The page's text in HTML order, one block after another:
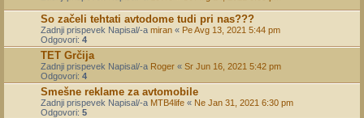
So začeli tehtati avtodome tudi pri nas???
Zadnji prispevek Napisal/-a miran « Pe Avg 13, 2021 5:44 pm
Odgovori: 4
TET Grčija
Zadnji prispevek Napisal/-a Roger « Sr Jun 16, 2021 5:42 pm
Odgovori: 4
Smešne reklame za avtomobile
Zadnji prispevek Napisal/-a MTB4life « Ne Jan 31, 2021 6:30 pm
Odgovori: 5